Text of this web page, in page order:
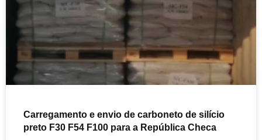
Carregamento e envio de carboneto de silício
preto F30 F54 F100 para a República Checa